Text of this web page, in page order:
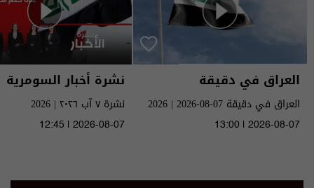
العراق في دقيقة
العراق في دقيقة 07-08-2026 | 2026
13:00 | 2026-08-07
نشرة أخبار السومرية
نشرة ٧ آب ٢٠٢٦ | 2026
12:45 | 2026-08-07